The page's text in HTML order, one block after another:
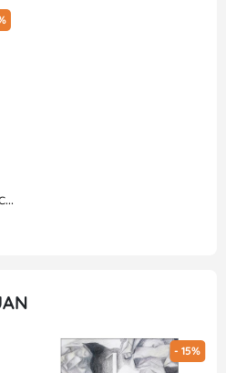
#nhatban
sẽ mang lại kiến thức thật bổ
thật tuyệt vời, hy vọng đây
kệ sách của bạn!
The Truth Machine Blockchain Và Tương Lai Của Tiền Tệ
- 15%